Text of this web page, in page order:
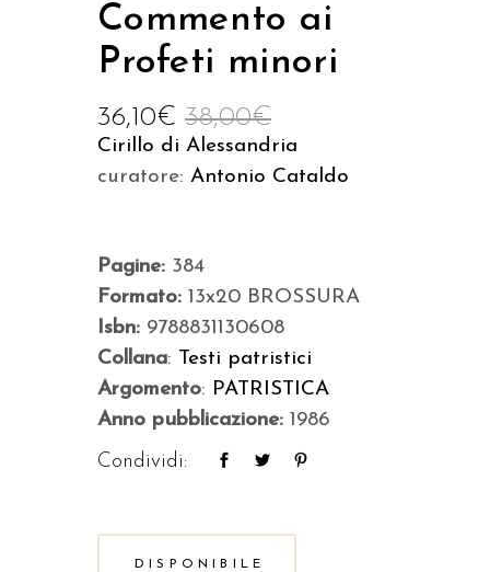
Commento ai
Profeti minori
38,00€
36,10€
Cirillo di Alessandria
curatore: Antonio Cataldo
Pagine: 384
Formato: 13x20 BROSSURA
Isbn: 9788831130608
Collana: Testi patristici
Argomento: PATRISTICA
Anno pubblicazione: 1986
Condividi:
DISPONIBILE